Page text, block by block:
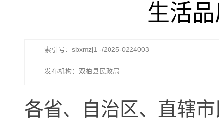
生活
索引号：sbxmzj1 -/2025-0224003
发布机构：双柏县民政局
各省、自治区、直辖